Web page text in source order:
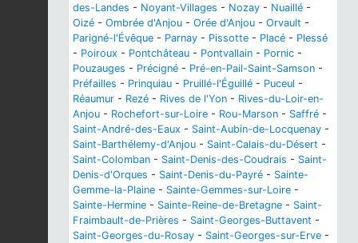
des-Landes - Noyant-Villages - Nozay - Nuaillé -
Oizé - Ombrée d'Anjou - Orée d'Anjou - Orvault -
Parigné-l'Évêque - Parnay - Pissotte - Placé - Plessé
- Poiroux - Pontchâteau - Pontvallain - Pornic -
Pouzauges - Précigné - Pré-en-Pail-Saint-Samson -
Préfailles - Prinquiau - Pruillé-l'Éguillé - Puceul -
Réaumur - Rezé - Rives de l'Yon - Rives-du-Loir-en-
Anjou - Rochefort-sur-Loire - Rou-Marson - Saffré -
Saint-André-des-Eaux - Saint-Aubin-de-Locquenay -
Saint-Barthélemy-d'Anjou - Saint-Calais-du-Désert -
Saint-Colomban - Saint-Denis-des-Coudrais - Saint-
Denis-d'Orques - Saint-Denis-du-Payré - Sainte-
Gemme-la-Plaine - Sainte-Gemmes-sur-Loire -
Sainte-Hermine - Sainte-Reine-de-Bretagne - Saint-
Fraimbault-de-Prières - Saint-Georges-Buttavent -
Saint-Georges-du-Rosay - Saint-Georges-sur-Erve -